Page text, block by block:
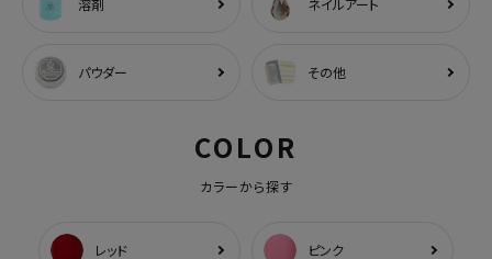
パウダー その他
COLOR
カラーから探す
レッド ピンク